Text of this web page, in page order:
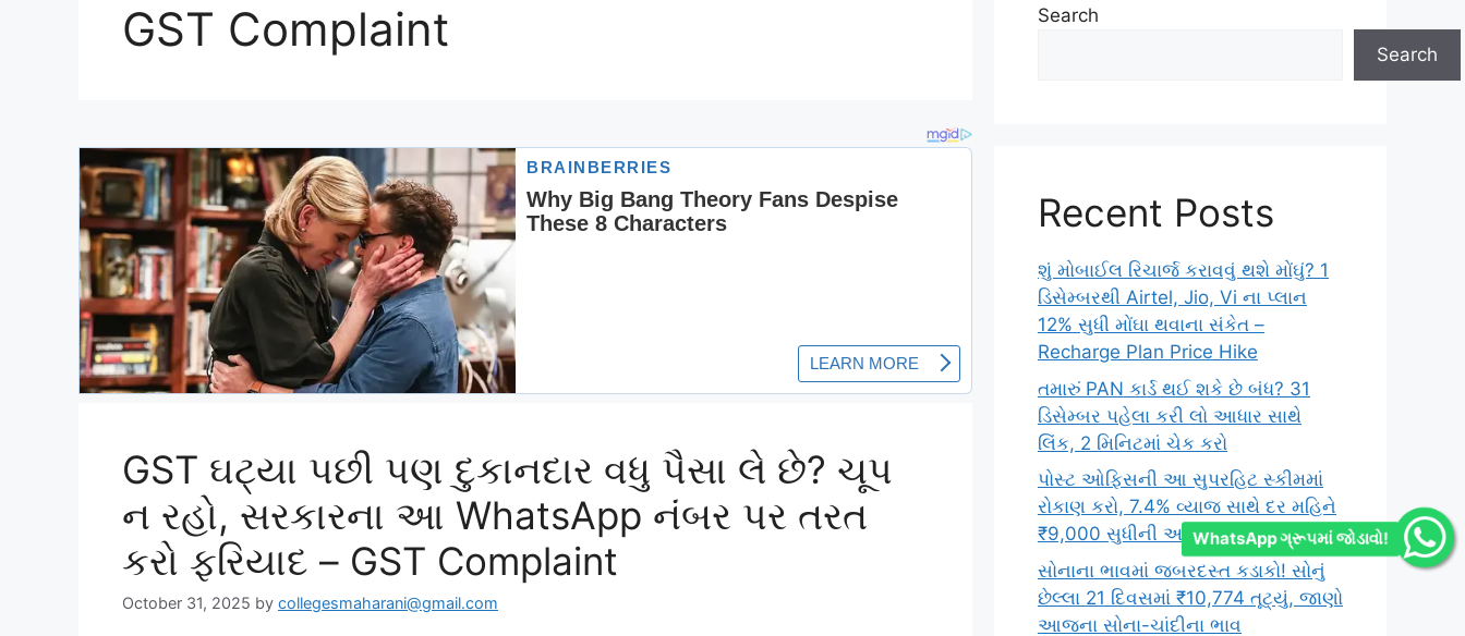
GST Complaint
GST ઘટ્યા પછી પણ દુકાનદાર વધુ પૈસા લે છે? ચૂપ
ન રહો, સરકારના આ WhatsApp નંબર પર તરત
કરો ફરિયાદ – GST Complaint
October 31, 2025 by collegesmaharani@gmail.com
Search
Search
Recent Posts
શું મોબાઈલ રિચાર્જ કરાવવું થશે મોંઘું? 1
ડિસેમ્બરથી Airtel, Jio, Vi ના પ્લાન
12% સુધી મોંઘા થવાના સંકેત –
Recharge Plan Price Hike
તમારું PAN કાર્ડ થઈ શકે છે બંધ? 31
ડિસેમ્બર પહેલા કરી લો આધાર સાથે
લિંક, 2 મિનિટમાં ચેક કરો
પોસ્ટ ઓફિસની આ સુપરહિટ સ્કીમમાં
રોકાણ કરો, 7.4% વ્યાજ સાથે દર મહિને
₹9,000 સુધીની આવક મેળવો
સોનાના ભાવમાં જબરદસ્ત કડાકો! સોનું
છેલ્લા 21 દિવસમાં ₹10,774 તૂટ્યું, જાણો
આજના સોના-ચાંદીના ભાવ
WhatsApp ગ્રૂપમાં જોડાવો!